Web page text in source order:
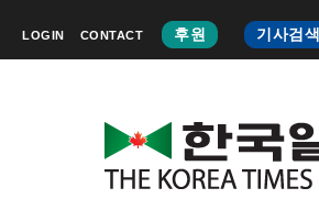
LOGIN CONTACT 후원 기사검색